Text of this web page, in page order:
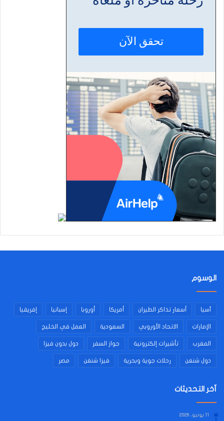
الوسوم
آسيا أسعار تذاكر الطيران أمريكا أوروبا إسبانيا إفريقيا
الإمارات الاتحاد الأوروبي السعودية العمل في الخليج
المغرب تأشيرات إلكترونية جواز السفر دول بدون فيزا
دول شنغن رحلات جوية وبحرية فيزا شنغن مصر
آخر التحديثات
11 يونيو، 2026